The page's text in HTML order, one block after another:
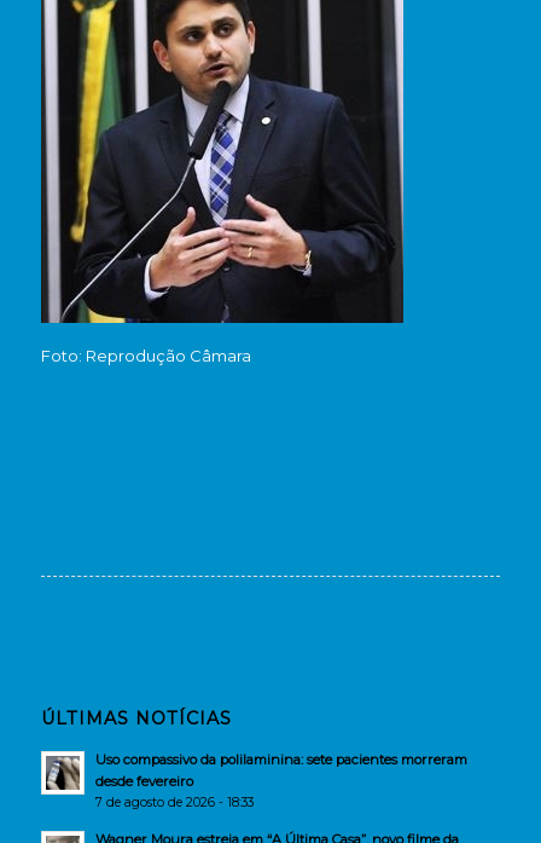
Foto: Reprodução Câmara
ÚLTIMAS NOTÍCIAS
Uso compassivo da polilaminina: sete pacientes morreram
desde fevereiro
7 de agosto de 2026 - 18:33